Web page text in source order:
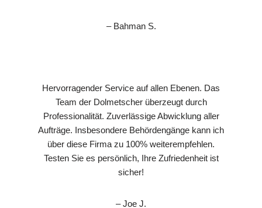
– Bahman S.
Hervorragender Service auf allen Ebenen. Das
Team der Dolmetscher überzeugt durch
Professionalität. Zuverlässige Abwicklung aller
Aufträge. Insbesondere Behördengänge kann ich
über diese Firma zu 100% weiterempfehlen.
Testen Sie es persönlich, Ihre Zufriedenheit ist
sicher!
– Joe J.